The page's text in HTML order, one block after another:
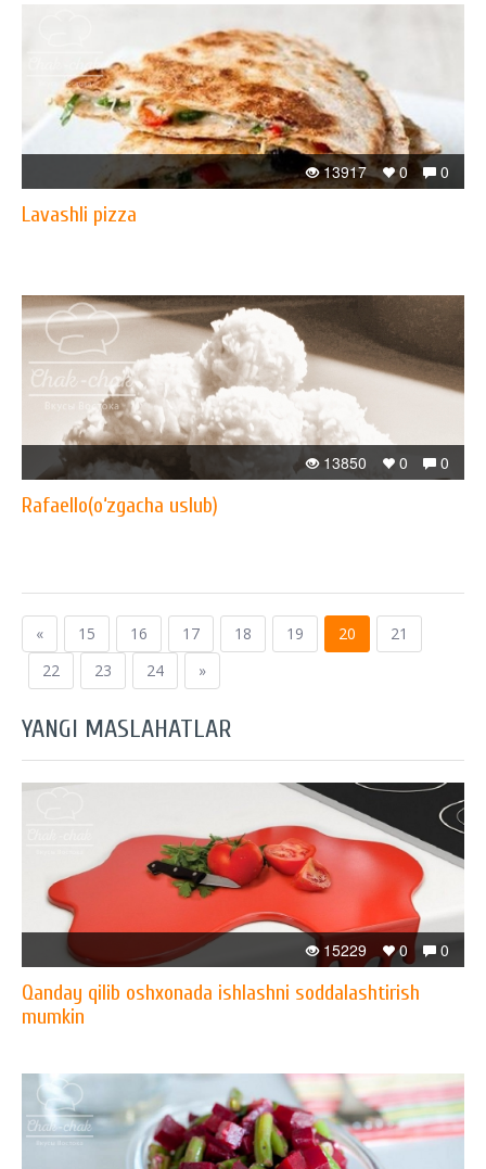
0
0
13917
Lavashli pizza
0
0
13850
Rafaello(o‘zgacha uslub)
« 15 16 17 18 19 20
21
22
23 24 »
YANGI MASLAHATLAR
0
0
15229
Qanday qilib oshxonada ishlashni soddalashtirish
mumkin